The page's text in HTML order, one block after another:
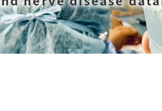
メディア・その他
著書